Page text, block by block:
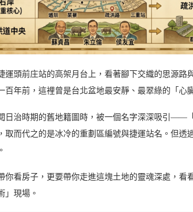
運頭前庄站的高架月台上，看著腳下交織的思源
百年前，這裡曾是台北盆地最安靜、最翠綠的「心
日治時期的舊地籍圖時，被一個名字深深吸引——
取而代之的是冰冷的重劃區編號與捷運站名。但透
你看房子，更要帶你走進這塊土地的靈魂深處，看
」現場。